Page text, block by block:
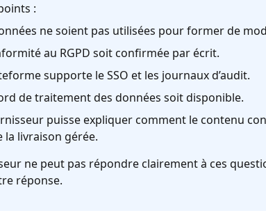
:
ne soient pas utilisées pour former de
au RGPD soit confirmée par écrit.
supporte le SSO et les journaux d’audit.
de traitement des données soit disponible.
puisse expliquer comment le contenu
la livraison gérée.
ne peut pas répondre clairement à ces
réponse.